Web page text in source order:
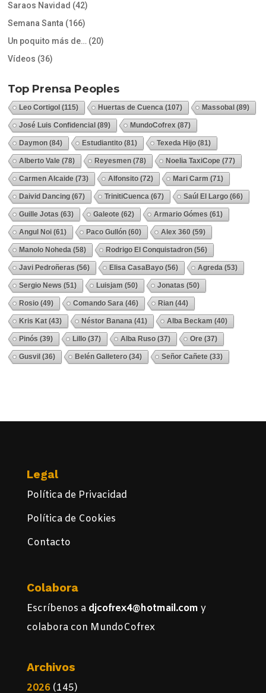
Saraos Navidad (42)
Semana Santa (166)
Un poquito más de… (20)
Vídeos (36)
Top Prensa Peoples
Leo Cortigol (115) Huertas de Cuenca (107) Massobal (89)
José Luis Confidencial (89) MundoCofrex (87)
Daymon (84) Estudiantito (81) Texeda Hijo (81)
Alberto Vale (78) Reyesmen (78) Noelia TaxiCope (77)
Carmen Alcaide (73) Alfonsito (72) Mari Carm (71)
Daivid Dancing (67) TrinitiCuenca (67) Saúl El Largo (66)
Guille Jotas (63) Galeote (62) Armario Gómes (61)
Angul Noi (61) Paco Gullón (60) Alex 360 (59)
Manolo Noheda (58) Rodrigo El Conquistadron (56)
Javi Pedroñeras (56) Elisa CasaBayo (56) Agreda (53)
Sergio News (51) Luisjam (50) Jonatas (50)
Rosio (49) Comando Sara (46) Rian (44)
Kris Kat (43) Néstor Banana (41) Alba Beckam (40)
Pinós (39) Lillo (37) Alba Ruso (37) Ore (37)
Gusvil (36) Belén Galletero (34) Señor Cañete (33)
Legal
Política de Privacidad
Política de Cookies
Contacto
Colabora
Escríbenos a djcofrex4@hotmail.com y
colabora con MundoCofrex
Archivos
2026(145)